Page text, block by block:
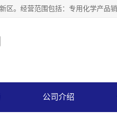
公司介绍